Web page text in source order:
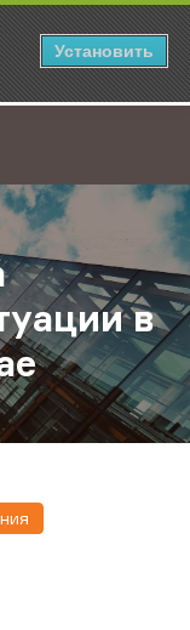
Установить
режима чрезвычайной
в